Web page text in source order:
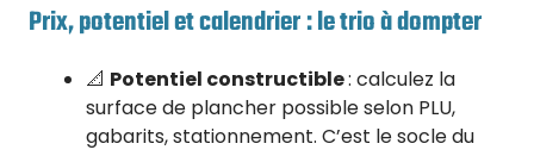
Prix, potentiel et calendrier : le trio à dompter
📐 Potentiel constructible: calculez la
surface de plancher possible selon PLU,
gabarits, stationnement. C’est le socle du